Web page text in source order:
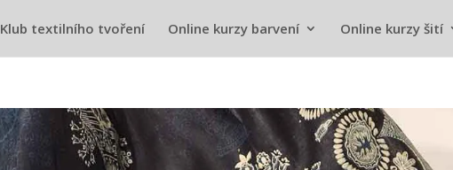
Klub textilního tvoření Online kurzy barvení Online kurzy šití